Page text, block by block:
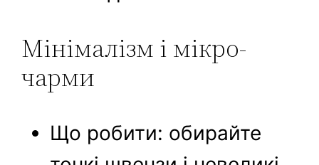
Мінімалізм і мікро-
чарми
Що робити: обирайте